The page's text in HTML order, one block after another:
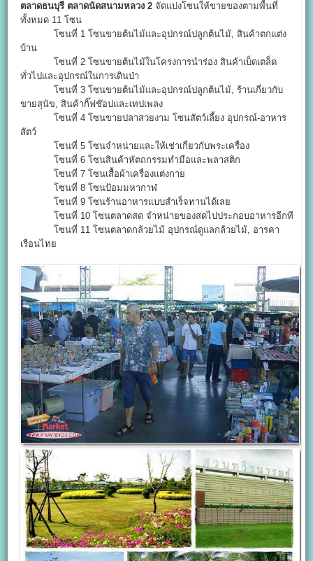
ตลาดธนบุรี ตลาดนัดสนามหลวง 2 จัดแบ่งโซนให้ขายของตามพื้นที่
ทั้งหมด 11 โซน
โซนที่ 1 โซนขายต้นไม้และอุปกรณ์ปลูกต้นไม้, สินค้าตกแต่ง
บ้าน
โซนที่ 2 โซนขายต้นไม้ในโครงการนำร่อง สินค้าเบ็ดเตล็ด
ทั่วไปและอุปกรณ์ในการเดินป่า
โซนที่ 3 โซนขายต้นไม้และอุปกรณ์ปลูกต้นไม้, ร้านเกี่ยวกับ
ขายสุนัข, สินค้ากิ๊ฟช๊อปและเทปเพลง
โซนที่ 4 โซนขายปลาสวยงาม โซนสัตว์เลี้ยง อุปกรณ์-อาหาร
สัตว์
โซนที่ 5 โซนจำหน่ายและให้เช่าเกี่ยวกับพระเครื่อง
โซนที่ 6 โซนสินค้าหัตถกรรมทำมือและพลาสติก
โซนที่ 7 โซนเสื้อผ้าเครื่องแต่งกาย
โซนที่ 8 โซนป้อมมหากาฬ
โซนที่ 9 โซนร้านอาหารแบบสำเร็จทานได้เลย
โซนที่ 10 โซนตลาดสด จำหน่ายของสดไปประกอบอาหารอีกที
โซนที่ 11 โซนตลาดกล้วยไม้ อุปกรณ์ดูแลกล้วยไม้, อารคา
เรือนไทย